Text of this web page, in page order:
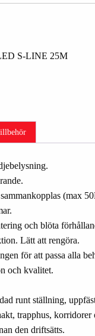
S-LINE 25M
(max
och blöta
Lätt att rengöra.
för att passa alla
och kvalitet.
runt ställning,
trapphus, korridorer
den driftsätts.